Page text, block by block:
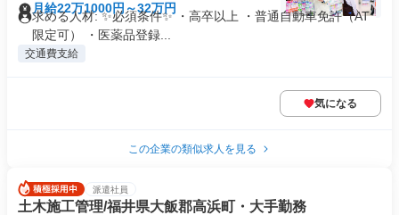
月給22万1000円～32万円
求める人材: ✨必須条件✨ ・高卒以上 ・普通自動車免許（AT
限定可） ・医薬品登録...
交通費支給
気になる
この企業の類似求人を見る
派遣社員
土木施工管理/福井県大飯郡高浜町・大手勤務